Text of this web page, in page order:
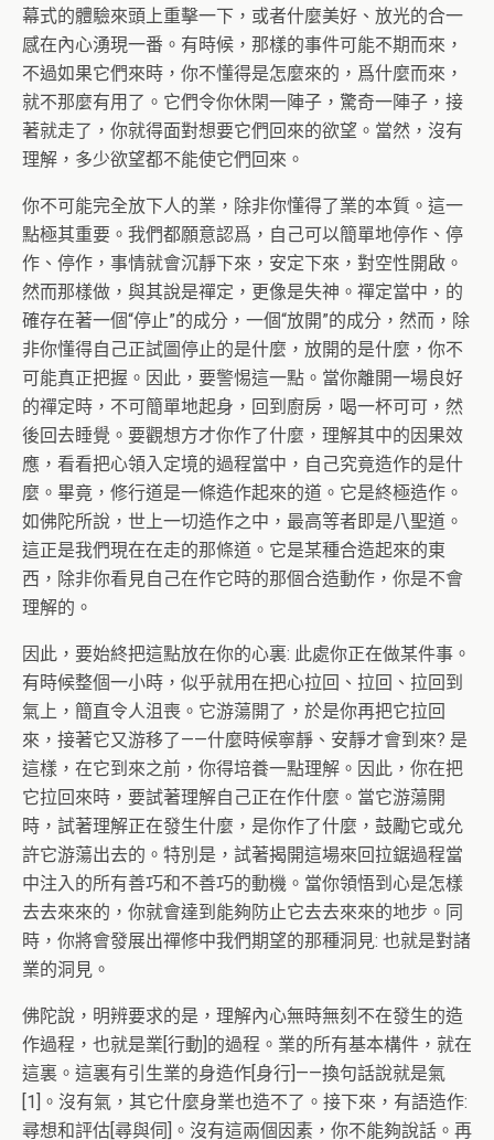
幕式的體驗來頭上重擊一下，或者什麼美好、放光的合一
感在內心湧現一番。有時候，那樣的事件可能不期而來，
不過如果它們來時，你不懂得是怎麼來的，爲什麼而來，
就不那麼有用了。它們令你休閑一陣子，驚奇一陣子，接
著就走了，你就得面對想要它們回來的欲望。當然，沒有
理解，多少欲望都不能使它們回來。
你不可能完全放下人的業，除非你懂得了業的本質。這一
點極其重要。我們都願意認爲，自己可以簡單地停作、停
作、停作，事情就會沉靜下來，安定下來，對空性開啟。
然而那樣做，與其說是禪定，更像是失神。禪定當中，的
確存在著一個“停止”的成分，一個“放開”的成分，然而，除
非你懂得自己正試圖停止的是什麼，放開的是什麼，你不
可能真正把握。因此，要警惕這一點。當你離開一場良好
的禪定時，不可簡單地起身，回到廚房，喝一杯可可，然
後回去睡覺。要觀想方才你作了什麼，理解其中的因果效
應，看看把心領入定境的過程當中，自己究竟造作的是什
麼。畢竟，修行道是一條造作起來的道。它是終極造作。
如佛陀所說，世上一切造作之中，最高等者即是八聖道。
這正是我們現在在走的那條道。它是某種合造起來的東
西，除非你看見自己在作它時的那個合造動作，你是不會
理解的。
因此，要始終把這點放在你的心裏: 此處你正在做某件事。
有時候整個一小時，似乎就用在把心拉回、拉回、拉回到
氣上，簡直令人沮喪。它游蕩開了，於是你再把它拉回
來，接著它又游移了——什麼時候寧靜、安靜才會到來? 是
這樣，在它到來之前，你得培養一點理解。因此，你在把
它拉回來時，要試著理解自己正在作什麼。當它游蕩開
時，試著理解正在發生什麼，是你作了什麼，鼓勵它或允
許它游蕩出去的。特別是，試著揭開這場來回拉鋸過程當
中注入的所有善巧和不善巧的動機。當你領悟到心是怎樣
去去來來的，你就會達到能夠防止它去去來來的地步。同
時，你將會發展出禪修中我們期望的那種洞見: 也就是對諸
業的洞見。
佛陀說，明辨要求的是，理解內心無時無刻不在發生的造
作過程，也就是業[行動]的過程。業的所有基本構件，就在
這裏。這裏有引生業的身造作[身行]——換句話說就是氣
[1]。沒有氣，其它什麼身業也造不了。接下來，有語造作:
尋想和評估[尋與伺]。沒有這兩個因素，你不能夠說話。再